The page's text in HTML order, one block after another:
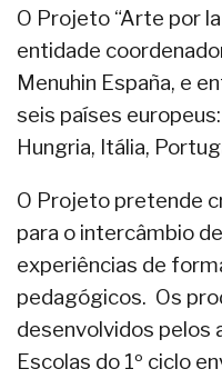
O Projeto “Arte por
entidade
Menuhin España, e
seis países
Hungria, Itália,
O Projeto pretende
para o intercâmbio
experiências de
pedagógicos. Os
desenvolvidos pelos
Escolas do 1º ciclo